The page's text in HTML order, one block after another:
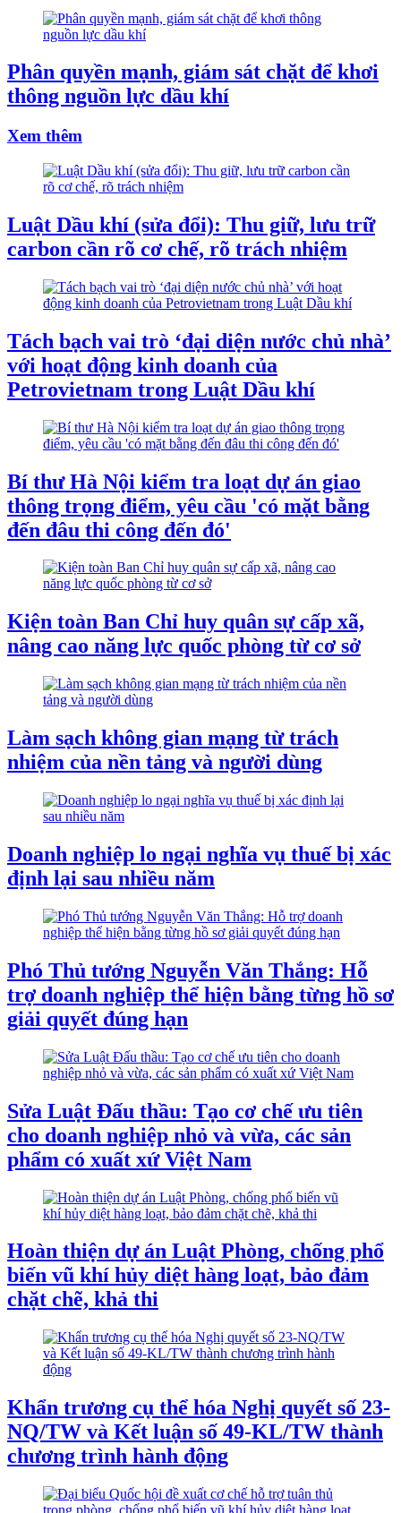
Phân quyền mạnh, giám sát chặt để khơi
thông nguồn lực dầu khí
Xem thêm
Luật Dầu khí (sửa đổi): Thu giữ, lưu trữ
carbon cần rõ cơ chế, rõ trách nhiệm
Tách bạch vai trò ‘đại diện nước chủ nhà’
với hoạt động kinh doanh của
Petrovietnam trong Luật Dầu khí
Bí thư Hà Nội kiểm tra loạt dự án giao
thông trọng điểm, yêu cầu 'có mặt bằng
đến đâu thi công đến đó'
Kiện toàn Ban Chỉ huy quân sự cấp xã,
nâng cao năng lực quốc phòng từ cơ sở
Làm sạch không gian mạng từ trách
nhiệm của nền tảng và người dùng
Doanh nghiệp lo ngại nghĩa vụ thuế bị xác
định lại sau nhiều năm
Phó Thủ tướng Nguyễn Văn Thắng: Hỗ
trợ doanh nghiệp thể hiện bằng từng hồ sơ
giải quyết đúng hạn
Sửa Luật Đấu thầu: Tạo cơ chế ưu tiên
cho doanh nghiệp nhỏ và vừa, các sản
phẩm có xuất xứ Việt Nam
Hoàn thiện dự án Luật Phòng, chống phổ
biến vũ khí hủy diệt hàng loạt, bảo đảm
chặt chẽ, khả thi
Khẩn trương cụ thể hóa Nghị quyết số 23-
NQ/TW và Kết luận số 49-KL/TW thành
chương trình hành động